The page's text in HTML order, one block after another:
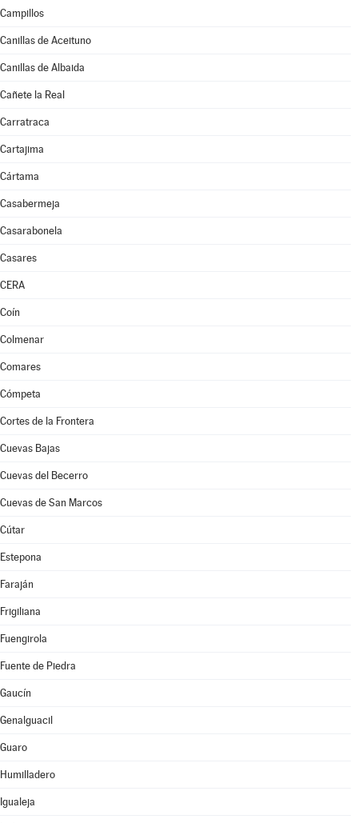
Campillos
Canillas de Aceituno
Canillas de Albaida
Cañete la Real
Carratraca
Cartajima
Cártama
Casabermeja
Casarabonela
Casares
CERA
Coín
Colmenar
Comares
Cómpeta
Cortes de la Frontera
Cuevas Bajas
Cuevas del Becerro
Cuevas de San Marcos
Cútar
Estepona
Faraján
Frigiliana
Fuengirola
Fuente de Piedra
Gaucín
Genalguacil
Guaro
Humilladero
Igualeja